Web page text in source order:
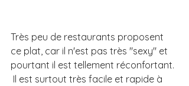
Très peu de restaurants proposent
ce plat, car il n'est pas très "sexy" et
pourtant il est tellement réconfortant.
Il est surtout très facile et rapide à